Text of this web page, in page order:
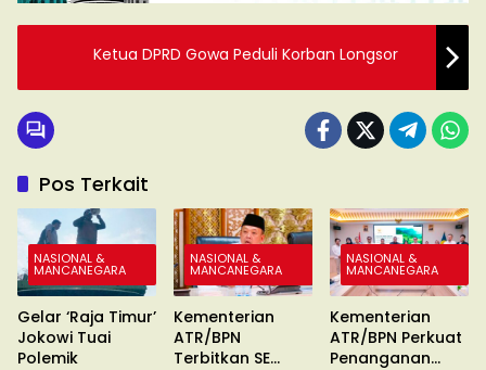
Ketua DPRD Gowa Peduli Korban Longsor
Pos Terkait
NASIONAL &
MANCANEGARA
Gelar ‘Raja Timur’
Jokowi Tuai
Polemik
NASIONAL &
MANCANEGARA
Kementerian
ATR/BPN
Terbitkan SE
NASIONAL &
MANCANEGARA
Kementerian
ATR/BPN Perkuat
Penanganan